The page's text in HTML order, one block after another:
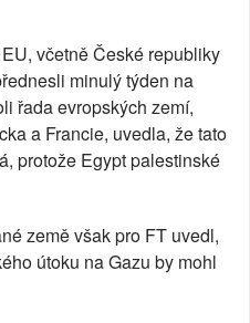
včetně České republiky
minulý týden na
řada evropských zemí,
a Francie, uvedla, že tato
protože Egypt palestinské
země však pro FT uvedl,
útoku na Gazu by mohl